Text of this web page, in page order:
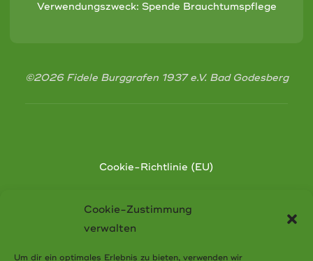
Cookie-Zustimmung
verwalten
Um dir ein optimales Erlebnis zu bieten, verwenden wir
Verwendungszweck: Spende Brauchtumspflege
©2026 Fidele Burggrafen 1937 e.V. Bad Godesberg
Cookie-Richtlinie (EU)
Impressum